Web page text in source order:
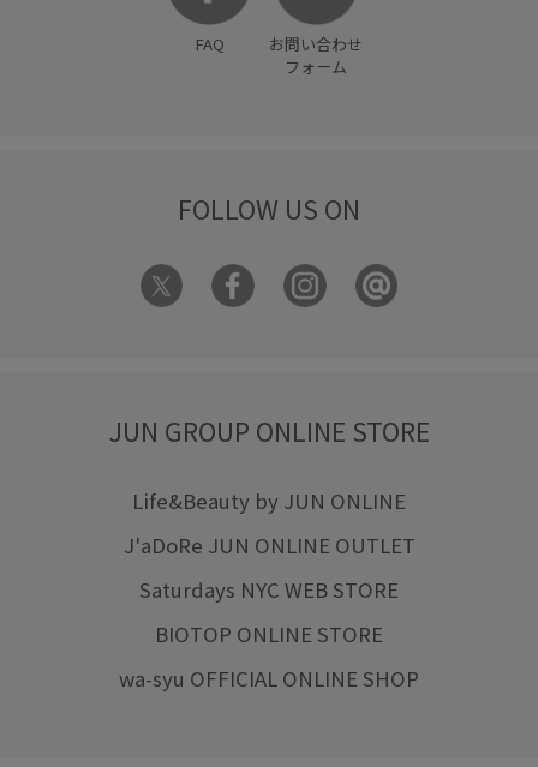
FAQ
お問い合わせ
フォーム
FOLLOW US ON
JUN GROUP ONLINE STORE
Life&Beauty by JUN ONLINE
J'aDoRe JUN ONLINE OUTLET
Saturdays NYC WEB STORE
BIOTOP ONLINE STORE
wa-syu OFFICIAL ONLINE SHOP